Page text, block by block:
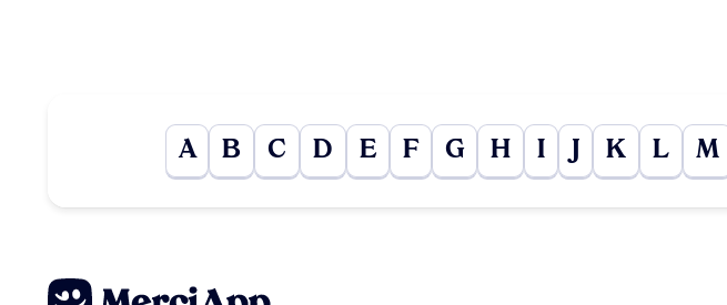
A B C D E F G H I K L M